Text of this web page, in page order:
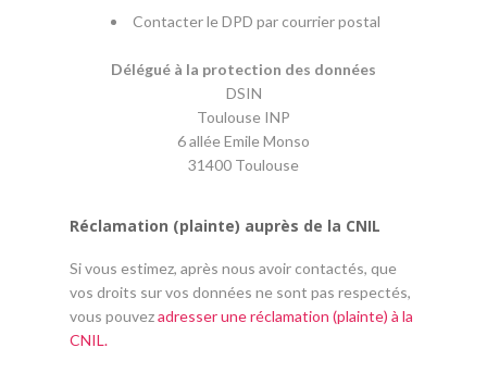
Contacter le DPD par courrier postal
Délégué à la protection des données
DSIN
Toulouse INP
6 allée Emile Monso
31400 Toulouse
Réclamation (plainte) auprès de la CNIL
Si vous estimez, après nous avoir contactés, que
vos droits sur vos données ne sont pas respectés,
vous pouvezadresser une réclamation (plainte) à la
CNIL.